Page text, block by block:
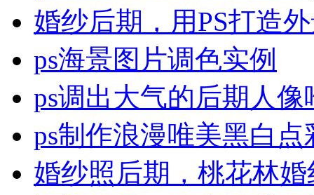
婚纱后期，用PS打造
ps海景图片调色实例
ps调出大气的后期人像
ps制作浪漫唯美黑白
婚纱照后期，桃花林